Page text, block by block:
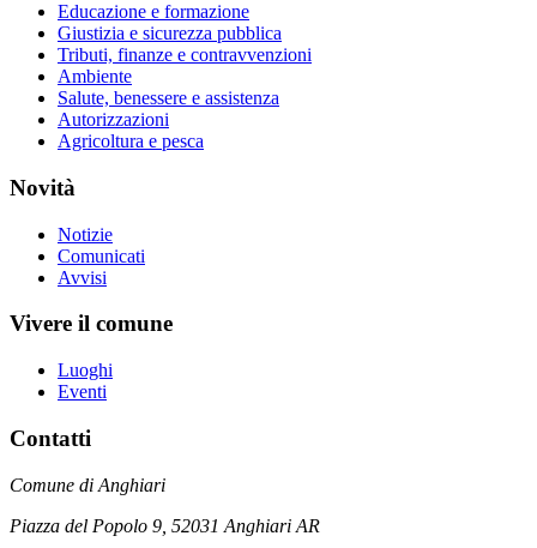
Educazione e formazione
Giustizia e sicurezza pubblica
Tributi, finanze e contravvenzioni
Ambiente
Salute, benessere e assistenza
Autorizzazioni
Agricoltura e pesca
Novità
Notizie
Comunicati
Avvisi
Vivere il comune
Luoghi
Eventi
Contatti
Comune di Anghiari
Piazza del Popolo 9, 52031 Anghiari AR